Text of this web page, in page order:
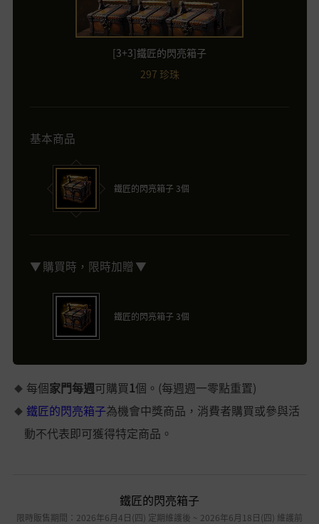
[3+3]鐵匠的閃亮箱子
297 珍珠
基本商品
鐵匠的閃亮箱子 3個
▼ 購買時，限時加贈 ▼
鐵匠的閃亮箱子 3個
每個家門每週可購買1個。(每週週一零點重置)
鐵匠的閃亮箱子為機會中獎商品，消費者購買或參與活
動不代表即可獲得特定商品。
鐵匠的閃亮箱子
限時販售期間：2026年6月4日(四) 定期維護後 ~ 2026年6月18日(四) 維護前